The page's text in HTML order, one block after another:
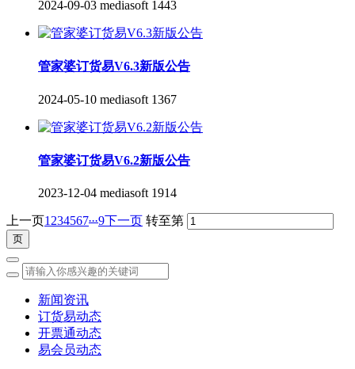
2024-09-03 mediasoft 1443
管家婆订货易V6.3新版公告
2024-05-10 mediasoft 1367
管家婆订货易V6.2新版公告
2023-12-04 mediasoft 1914
上一页1 234567...9下一页 转至第
新闻资讯
订货易动态
开票通动态
易会员动态